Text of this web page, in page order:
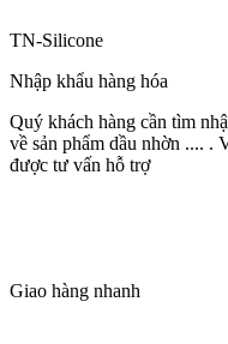
TN-Silicone
Nhập khẩu hàng hóa
Quý khách hàng cần tìm
về sản phẩm dầu nhờn ....
được tư vấn hỗ trợ
Giao hàng nhanh